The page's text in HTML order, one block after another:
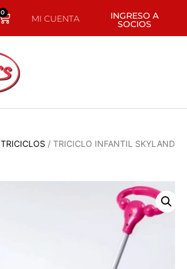
0
MI CUENTA INGRESO A
SOCIOS
TRICICLOS / TRICICLO INFANTIL SKYLAND